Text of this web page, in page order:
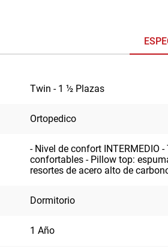
Twin - 1 ½ Plazas
Ortopedico
- Nivel de confort
confortables - Pillow top:
resortes de acero alto de
Dormitorio
1 Año